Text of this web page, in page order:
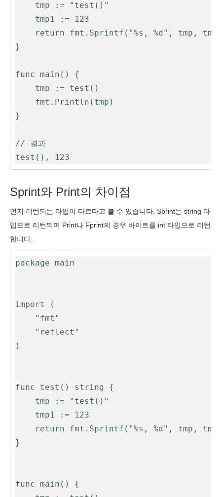
}
func main() {
}
// 결과
test(), 123
Sprint와 Print의 차이점
먼저 리턴되는 타입이 다르다고 볼 수 있습니다. Sprint는 string 타
입으로 리턴되며 Print나 Fprint의 경우 바이트를 int 타입으로 리턴
합니다.
package main
import (
)
func test() string {
}
func main() {